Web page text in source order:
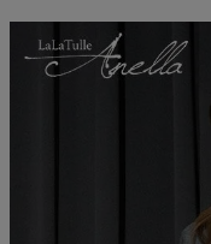
ROBE de FLEURS
ロングドレス